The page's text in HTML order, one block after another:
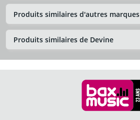
Produits similaires d'autres marques
Produits similaires de Devine